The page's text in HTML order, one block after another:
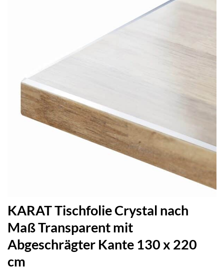
KARAT Tischfolie Crystal nach
Maß Transparent mit
Abgeschrägter Kante 130 x 220
cm